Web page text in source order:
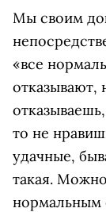
Мы своим
«все
отказывают,
то не
удачные,
такая.
нормальным